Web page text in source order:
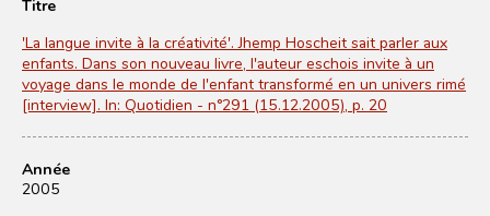
Titre
'La langue invite à la créativité'. Jhemp Hoscheit sait parler aux
enfants. Dans son nouveau livre, l'auteur eschois invite à un
voyage dans le monde de l'enfant transformé en un univers rimé
[interview]. In: Quotidien - n°291 (15.12.2005), p. 20
Année
2005